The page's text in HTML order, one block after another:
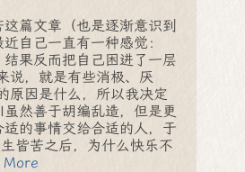
篇文章（也是逐渐意识到
自己一直有一种感觉：
果反而把自己困进了一层
说，就是有些消极、厌
原因是什么，所以我决定
然善于胡编乱造，但是更
的事情交给合适的人，于
皆苦之后，为什么快乐不
More